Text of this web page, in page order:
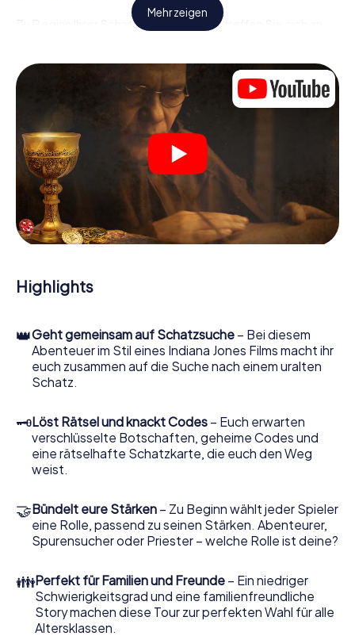
Zu Beginn Ihrer Schatzsuche in Utrera treffen Sie sich an
geborener Spurensucher? Wer ein waschechter
Abenteurer? Und wer hat das Zeug zum Code-Knacker?
Bei unserer Schatzsuche in Utrera ist für jeden Spieler die
passende Rolle dabei.
Sind die Rollen verteilt, kann die Krimi-Schatzsuche durch
Utrera losgehen: An den unterschiedlichsten Orten in der
Stadt knacken Sie verschlüsselte Codes, lösen knifflige
Logikaufgaben und fahnden nach Spuren und
Hinweisstücken. Ihr Smartphone ist dabei Ihr wichtigstes
Ermittlerwerkzeug: Unsere eigens entwickelte App lässt
Sie Kontaktpersonen befragen und rätselhafte
sammeln und navigiert Sie sicher durch Utrera.
schon bald werden Sie feststellen, dass der kostbare
Schatz nur noch wenige Schritte entfernt ist.
Mehr zeigen
Highlights
👑Geht gemeinsam auf Schatzsuche – Bei diesem
Abenteuer im Stil eines Indiana Jones Films macht ihr
euch zusammen auf die Suche nach einem uralten
Schatz.
🗝Löst Rätsel und knackt Codes – Euch erwarten
verschlüsselte Botschaften, geheime Codes und
eine rätselhafte Schatzkarte, die euch den Weg
weist.
🤝Bündelt eure Stärken – Zu Beginn wählt jeder Spieler
eine Rolle, passend zu seinen Stärken. Abenteurer,
Spurensucher oder Priester – welche Rolle ist deine?
👪Perfekt für Familien und Freunde – Ein niedriger
Schwierigkeitsgrad und eine familienfreundliche
Story machen diese Tour zur perfekten Wahl für alle
Altersklassen.